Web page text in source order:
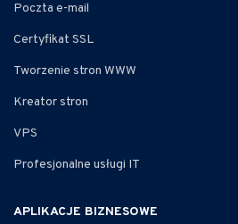
Poczta e-mail
Certyfikat SSL
Tworzenie stron WWW
Kreator stron
VPS
Profesjonalne usługi IT
APLIKACJE BIZNESOWE